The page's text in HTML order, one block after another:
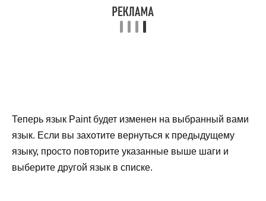
Теперь язык Paint будет изменен на выбранный вами
язык. Если вы захотите вернуться к предыдущему
языку, просто повторите указанные выше шаги и
выберите другой язык в списке.